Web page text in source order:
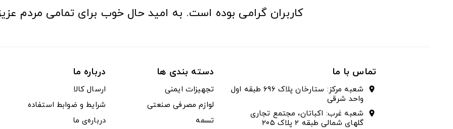
کاربران گرامی بوده است. به امید حال خوب برای تمامی مردم
تماس با ما
location_on
شعبه مرکز: ستارخان پلاک ۶۹۶ طبقه اول
واحد شرقی
location_on
شعبه غرب: اکباتان، مجتمع تجاری
گلهای شمالی طبقه ۲ پلاک ۲۰۵
دسته بندی ها
تجهیزات ایمنی
لوازم مصرفی صنعتی
تسمه
درباره ما
ارسال کالا
شرایط و ضوابط استفاده
درباره‌ی ما